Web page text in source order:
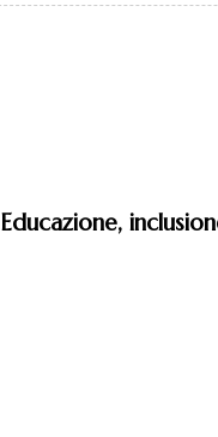
Educazione,